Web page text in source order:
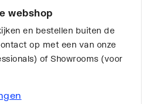
webshop
en bestellen buiten de
op met een van onze
of Showrooms (voor